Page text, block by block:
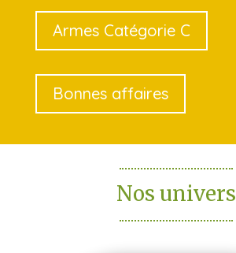
Armes Catégorie C
Bonnes affaires
Nos univers